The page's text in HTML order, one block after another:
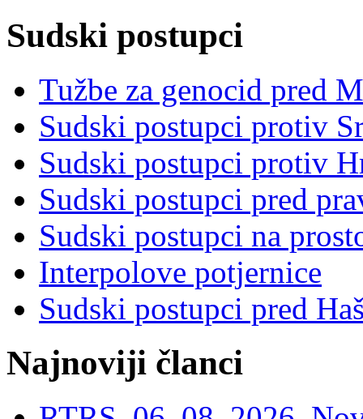
Sudski postupci
Tužbe za genocid pred
Sudski postupci protiv
Sudski postupci protiv
Sudski postupci pred
Sudski postupci na
Interpolove potjernice
Sudski postupci pred
Najnoviji članci